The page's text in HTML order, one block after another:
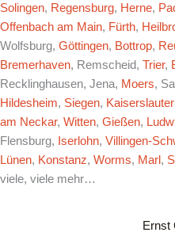
Solingen, Regensburg, Herne,
Offenbach am Main, Fürth,
Wolfsburg, Göttingen, Bottrop,
Bremerhaven, Remscheid, Trier,
Recklinghausen, Jena, Moers,
Hildesheim, Siegen,
am Neckar, Witten, Gießen,
Flensburg, Iserlohn, Villingen-
Lünen, Konstanz, Worms, Marl ,
viele, viele mehr…
Ernst